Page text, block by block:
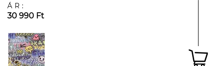
ÁR:
30 990 Ft